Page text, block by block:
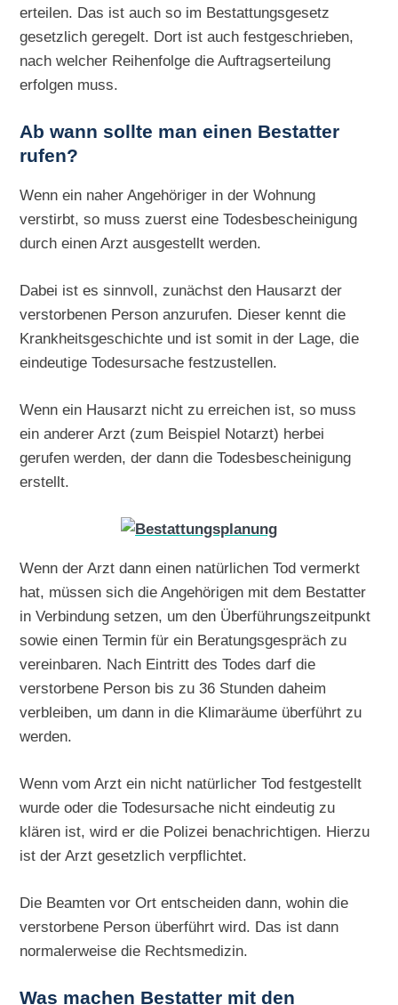
erteilen. Das ist auch so im Bestattungsgesetz
gesetzlich geregelt. Dort ist auch festgeschrieben,
nach welcher Reihenfolge die Auftragserteilung
erfolgen muss.
Ab wann sollte man einen Bestatter
rufen?
Wenn ein naher Angehöriger in der Wohnung
verstirbt, so muss zuerst eine Todesbescheinigung
durch einen Arzt ausgestellt werden.
Dabei ist es sinnvoll, zunächst den Hausarzt der
verstorbenen Person anzurufen. Dieser kennt die
Krankheitsgeschichte und ist somit in der Lage, die
eindeutige Todesursache festzustellen.
Wenn ein Hausarzt nicht zu erreichen ist, so muss
ein anderer Arzt (zum Beispiel Notarzt) herbei
gerufen werden, der dann die Todesbescheinigung
erstellt.
Wenn der Arzt dann einen natürlichen Tod vermerkt
hat, müssen sich die Angehörigen mit dem Bestatter
in Verbindung setzen, um den Überführungszeitpunkt
sowie einen Termin für ein Beratungsgespräch zu
vereinbaren. Nach Eintritt des Todes darf die
verstorbene Person bis zu 36 Stunden daheim
verbleiben, um dann in die Klimaräume überführt zu
werden.
Wenn vom Arzt ein nicht natürlicher Tod festgestellt
wurde oder die Todesursache nicht eindeutig zu
klären ist, wird er die Polizei benachrichtigen. Hierzu
ist der Arzt gesetzlich verpflichtet.
Die Beamten vor Ort entscheiden dann, wohin die
verstorbene Person überführt wird. Das ist dann
normalerweise die Rechtsmedizin.
Was machen Bestatter mit den